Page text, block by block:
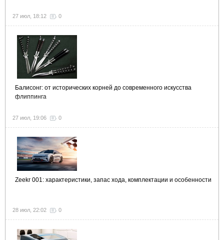
27 июл, 18:12 0
Балисонг: от исторических корней до современного искусства
флиппинга
27 июл, 19:06 0
Zeekr 001: характеристики, запас хода, комплектации и особенности
28 июл, 22:02 0